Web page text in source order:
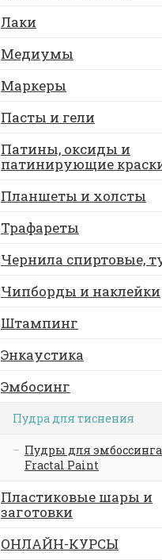
Лаки
Медиумы
Маркеры
Пасты и гели
Патины, оксиды и
патинирующие
Планшеты и холсты
Трафареты
Чернила спиртовые,
Чипборды и наклейки
Штампинг
Энкаустика
Эмбосинг
Пудра для тиснения
Пудры для эмбоссинга
Fractal Paint
Пластиковые шары и
заготовки
ОНЛАЙН-КУРСЫ